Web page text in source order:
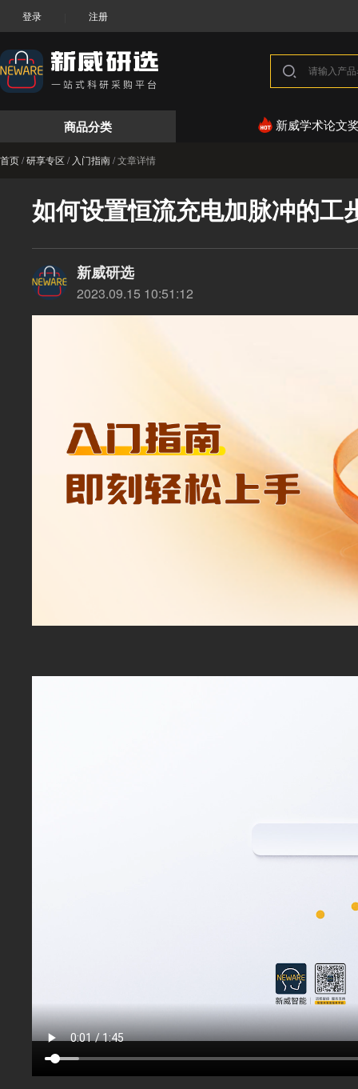
登录 注册
商品分类 新威学术论文
首页/研享专区/ 入门指南/文章详情
如何设置恒流充电加脉冲的工
新威研选
2023.09.15 10:51:12